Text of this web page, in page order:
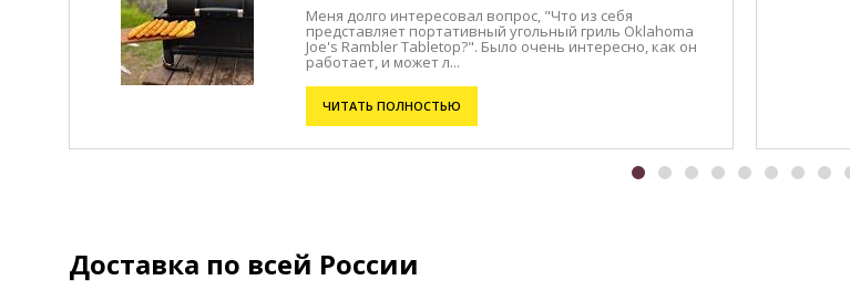
Меня долго интересовал вопрос, "Что из себя
представляет портативный угольный гриль Oklahoma
Joe's Rambler Tabletop?". Было очень интересно, как он
работает, и может л...
ЧИТАТЬ ПОЛНОСТЬЮ
Доставка по всей России